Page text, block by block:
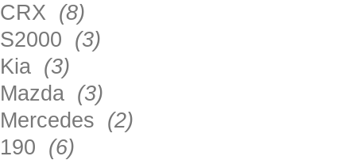
CRX (8)
S2000 (3)
Kia (3)
Mazda (3)
Mercedes (2)
190 (6)